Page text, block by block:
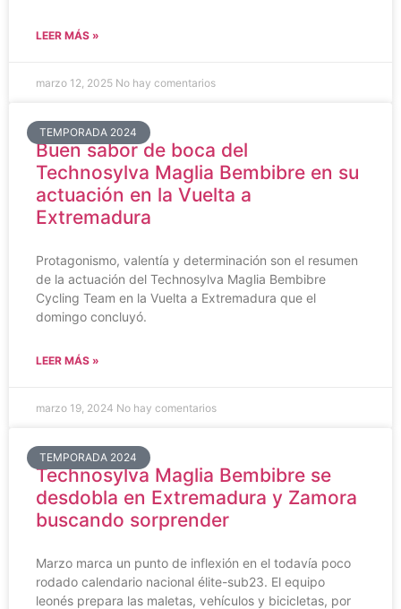
LEER MÁS »
marzo 12, 2025 No hay comentarios
TEMPORADA 2024
Buen sabor de boca del
Technosylva Maglia Bembibre en su
actuación en la Vuelta a
Extremadura
Protagonismo, valentía y determinación son el resumen
de la actuación del Technosylva Maglia Bembibre
Cycling Team en la Vuelta a Extremadura que el
domingo concluyó.
LEER MÁS »
marzo 19, 2024 No hay comentarios
TEMPORADA 2024
Technosylva Maglia Bembibre se
desdobla en Extremadura y Zamora
buscando sorprender
Marzo marca un punto de inflexión en el todavía poco
rodado calendario nacional élite-sub23. El equipo
leonés prepara las maletas, vehículos y bicicletas, por